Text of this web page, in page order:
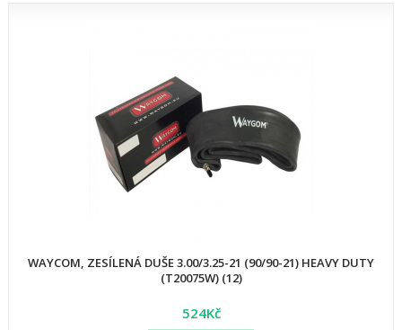
WAYCOM, ZESÍLENÁ DUŠE 3.00/3.25-21 (90/90-21) HEAVY DUTY
(T20075W) (12)
524Kč